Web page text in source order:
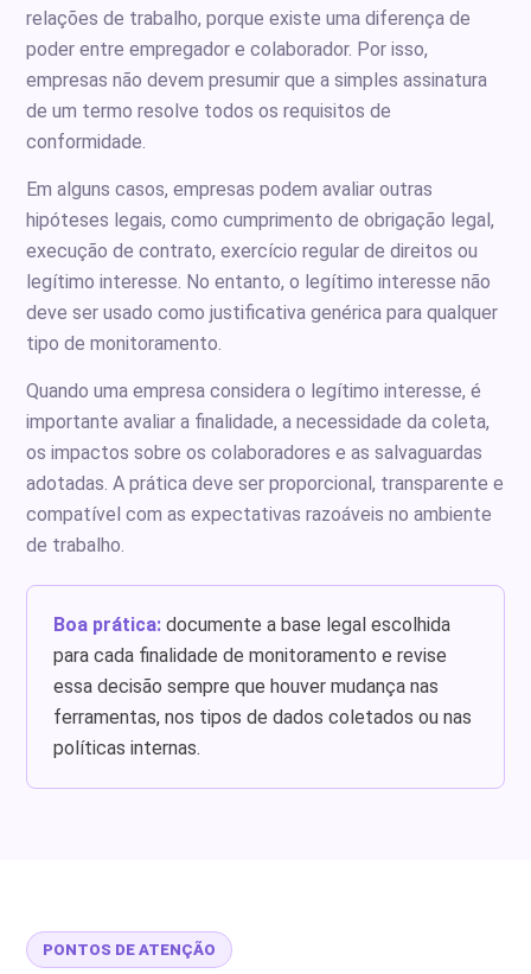
relações de trabalho, porque existe uma diferença de
poder entre empregador e colaborador. Por isso,
empresas não devem presumir que a simples assinatura
de um termo resolve todos os requisitos de
conformidade.
Em alguns casos, empresas podem avaliar outras
hipóteses legais, como cumprimento de obrigação legal,
execução de contrato, exercício regular de direitos ou
legítimo interesse. No entanto, o legítimo interesse não
deve ser usado como justificativa genérica para qualquer
tipo de monitoramento.
Quando uma empresa considera o legítimo interesse, é
importante avaliar a finalidade, a necessidade da coleta,
os impactos sobre os colaboradores e as salvaguardas
adotadas. A prática deve ser proporcional, transparente e
compatível com as expectativas razoáveis no ambiente
de trabalho.
Boa prática: documente a base legal escolhida
para cada finalidade de monitoramento e revise
essa decisão sempre que houver mudança nas
ferramentas, nos tipos de dados coletados ou nas
políticas internas.
PONTOS DE ATENÇÃO